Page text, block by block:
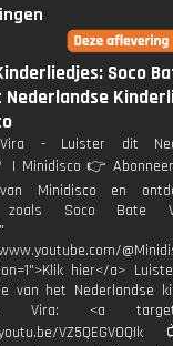
Soco
- Luister dit
| Minidisco 👉
Minidisco en
zoals Soco Bate
hier</a>
van het Nederlandse
Vira: <a